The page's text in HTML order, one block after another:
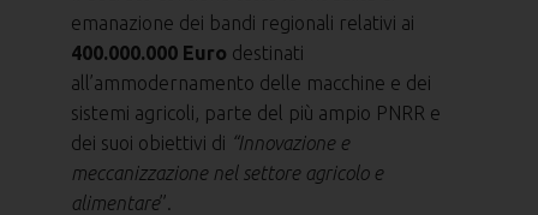
emanazione dei bandi regionali relativi ai
400.000.000 Euro destinati
all’ammodernamento delle macchine e dei
sistemi agricoli, parte del più ampio PNRR e
dei suoi obiettivi di “Innovazione e
meccanizzazione nel settore agricolo e
alimentare”.